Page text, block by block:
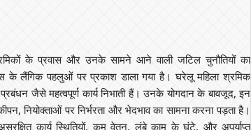
के प्रवास और उनके सामने आने वाली जटिल चुनौतियों का
के लैंगिक पहलुओं पर प्रकाश डाला गया है। घरेलू महिला श्रमिक
जैसे महत्वपूर्ण कार्य निभाती हैं। उनके योगदान के बावजूद, इन
नियोक्ताओं पर निर्भरता और भेदभाव का सामना करना पड़ता है।
कार्य स्थितियों, कम वेतन, लंबे काम के घंटे, और अपर्याप्त